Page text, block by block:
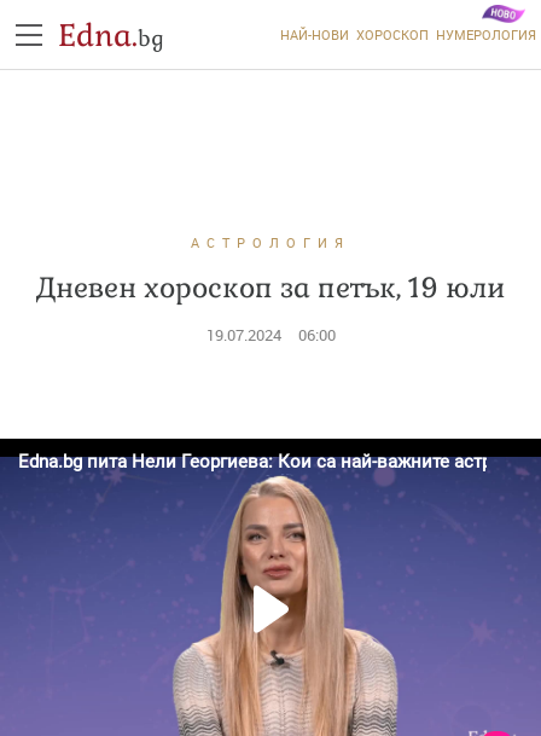
Edna.bg НАЙ-НОВИ ХОРОСКОП НУМЕРОЛОГИЯ
АСТРОЛОГИЯ
Дневен хороскоп за петък, 19 юли
19.07.2024 06:00